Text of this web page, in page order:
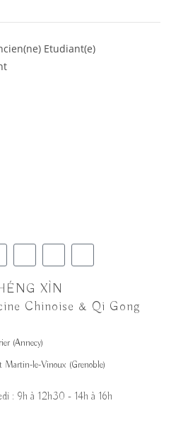
Etudiant(e)
XÌN
Chinoise & Qi Gong
(Annecy)
le-Vinoux (Grenoble)
: 9h à 12h30 - 14h à 16h